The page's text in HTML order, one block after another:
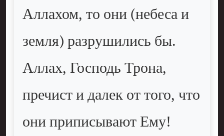
Аллахом, то они (небеса и
земля) разрушились бы.
Аллах, Господь Трона,
пречист и далек от того, что
они приписывают Ему!